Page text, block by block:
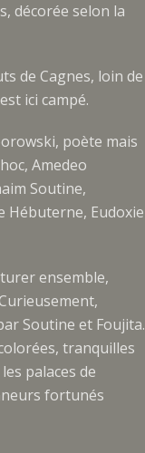
décorée selon la
de Cagnes, loin de
ici campé.
poète mais
Amedeo
Soutine,
Hébuterne, Eudoxie
ensemble,
Soutine et Foujita.
tranquilles
palaces de
fortunés